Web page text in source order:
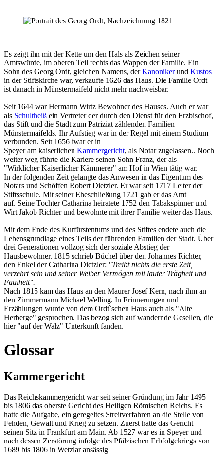
Es zeigt ihn mit der Kette um den Hals als Zeichen seiner
Amtswürde, im oberen Teil rechts das Wappen der Familie. Ein
Sohn des Georg Ordt, gleichen Namens, derKanonikerund Kustos
in der Stiftskirche war, verkaufte 1626 das Haus. Die Familie Ordt
ist danach in Münstermaifeld nicht mehr nachweisbar.
Seit 1644 war Hermann Wirtz Bewohner des Hauses. Auch er war
als Schultheiß ein Vertreter der durch den Dienst für den Erzbischof,
das Stift und die Stadt zum Patriziat zählenden Familien
Münstermaifelds. Ihr Aufstieg war in der Regel mit einem Studium
verbunden. Seit 1656 iwar er in
Speyer am kaiserlichen Kammergericht, als Notar zugelassen.. Noch
weiter weg führte die Kariere seinen Sohn Franz, der als
"Wirklicher Kaiserlicher Kämmerer" am Hof in Wien tätig war.
In der folgenden Zeit gelangte das Anwesen in das Eigentum des
Notars und Schöffen Robert Dietzler. Er war seit 1717 Leiter der
Stiftsschule. Mit seiner Eheschließung 1721 gab er das Amt
auf. Seine Tochter Catharina heiratete 1752 den Tabakspinner und
Wirt Jakob Richter und bewohnte mit ihrer Familie weiter das Haus.
Mit dem Ende des Kurfürstentums und des Stiftes endete auch die
Lebensgrundlage eines Teils der führenden Familien der Stadt. Über
drei Generationen vollzog sich der soziale Abstieg der
Hausbewohner. 1815 schrieb Büchel über den Johannes Richter,
den Enkel der Catharina Dietzler: "Treibt nichts die erste Zeit,
verzehrt sein und seiner Weiber Vermögen mit lauter Trägheit und
Faulheit".
Nach 1815 kam das Haus an den Maurer Josef Kern, nach ihm an
den Zimmermann Michael Welling. In Erinnerungen und
Erzählungen wurde von dem Ordt`schen Haus auch als "Alte
Herberge" gesprochen. Das bezog sich auf wandernde Gesellen, die
hier "auf der Walz" Unterkunft fanden.
Glossar
Kammergericht
Das Reichskammergericht war seit seiner Gründung im Jahr 1495
bis 1806 das oberste Gericht des Heiligen Römischen Reichs. Es
hatte die Aufgabe, ein geregeltes Streitverfahren an die Stelle von
Fehden, Gewalt und Krieg zu setzen. Zuerst hatte das Gericht
seinen Sitz in Frankfurt am Main. Ab 1527 war es in Speyer und
nach dessen Zerstörung infolge des Pfälzischen Erbfolgekriegs von
1689 bis 1806 in Wetzlar ansässig.